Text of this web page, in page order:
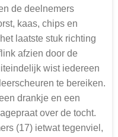
de deelnemers
kaas, chips en
laatste stuk richting
afzien door de
wist iedereen
te bereiken.
drankje en een
over de tocht.
(17) ietwat tegenviel,